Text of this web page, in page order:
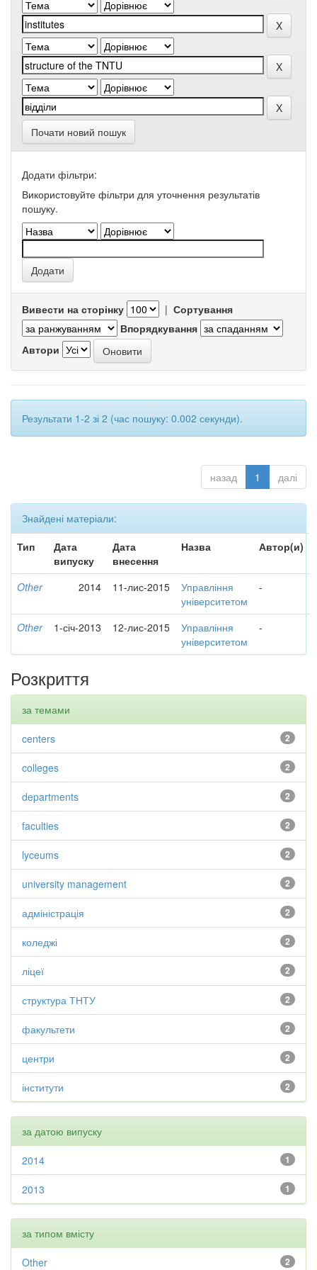
Почати новий пошук
Додати фільтри:
Використовуйте фільтри для уточнення результатів
пошуку.
Вивести на сторінку | Сортування
Впорядкування
Автори
Результати 1-2 зі 2 (час пошуку: 0.002 секунди).
назад 1 далі
Знайдені матеріали:
Тип
Дата
випуску
Дата
внесення
Назва Автор(и)
Other 2014 11-лис-2015
Управління
університетом
-
Other 1-січ-2013 12-лис-2015
Управління
університетом
-
Розкриття
за темами
2
centers
2
colleges
2
departments
2
faculties
2
lyceums
2
university management
2
адміністрація
2
коледжі
2
ліцеї
2
структура ТНТУ
2
факультети
2
центри
2
інститути
за датою випуску
1
2014
1
2013
за типом вмісту
2
Other